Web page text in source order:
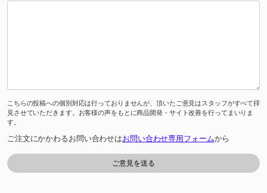
こちらの投稿への個別対応は行っておりませんが、頂いたご意見はスタッフがすべて拝
見させていただきます。お客様の声をもとに商品開発・サイト改善を行ってまいりま
す。
ご注文にかかわるお問い合わせはお問い合わせ専用フォームから